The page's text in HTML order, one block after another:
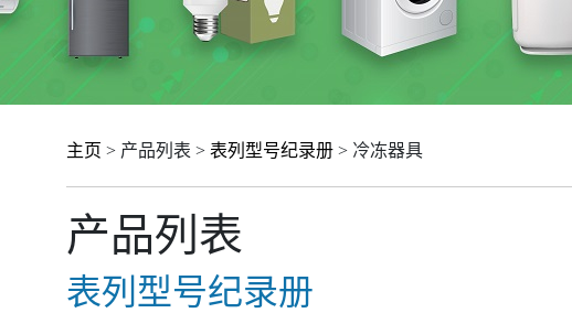
主页 > 产品列表 > 表列型号纪录册 > 冷冻器具
产品列表
表列型号纪录册